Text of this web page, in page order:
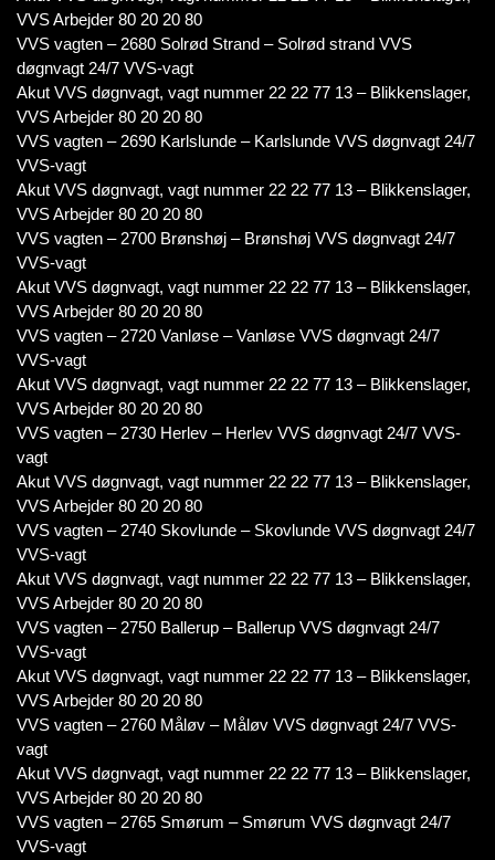
VVS Arbejder 80 20 20 80
VVS vagten – 2680 Solrød Strand – Solrød strand VVS
døgnvagt 24/7 VVS-vagt
Akut VVS døgnvagt, vagt nummer 22 22 77 13 – Blikkenslager,
VVS Arbejder 80 20 20 80
VVS vagten – 2690 Karlslunde – Karlslunde VVS døgnvagt 24/7
VVS-vagt
Akut VVS døgnvagt, vagt nummer 22 22 77 13 – Blikkenslager,
VVS Arbejder 80 20 20 80
VVS vagten – 2700 Brønshøj – Brønshøj VVS døgnvagt 24/7
VVS-vagt
Akut VVS døgnvagt, vagt nummer 22 22 77 13 – Blikkenslager,
VVS Arbejder 80 20 20 80
VVS vagten – 2720 Vanløse – Vanløse VVS døgnvagt 24/7
VVS-vagt
Akut VVS døgnvagt, vagt nummer 22 22 77 13 – Blikkenslager,
VVS Arbejder 80 20 20 80
VVS vagten – 2730 Herlev – Herlev VVS døgnvagt 24/7 VVS-
vagt
Akut VVS døgnvagt, vagt nummer 22 22 77 13 – Blikkenslager,
VVS Arbejder 80 20 20 80
VVS vagten – 2740 Skovlunde – Skovlunde VVS døgnvagt 24/7
VVS-vagt
Akut VVS døgnvagt, vagt nummer 22 22 77 13 – Blikkenslager,
VVS Arbejder 80 20 20 80
VVS vagten – 2750 Ballerup – Ballerup VVS døgnvagt 24/7
VVS-vagt
Akut VVS døgnvagt, vagt nummer 22 22 77 13 – Blikkenslager,
VVS Arbejder 80 20 20 80
VVS vagten – 2760 Måløv – Måløv VVS døgnvagt 24/7 VVS-
vagt
Akut VVS døgnvagt, vagt nummer 22 22 77 13 – Blikkenslager,
VVS Arbejder 80 20 20 80
VVS vagten – 2765 Smørum – Smørum VVS døgnvagt 24/7
VVS-vagt